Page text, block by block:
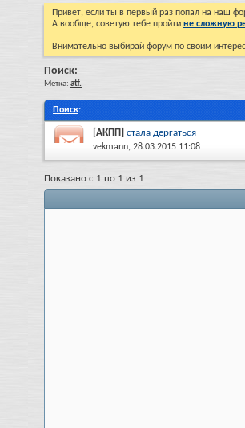
Привет, если ты в первый раз попал на наш
А вообще, советую тебе пройти не сложную
Внимательно выбирай форум по своим
Поиск:
Метка: atf.
Поиск:
[АКПП] стала дергаться
vekmann, 28.03.2015 11:08
Показано с 1 по 1 из 1